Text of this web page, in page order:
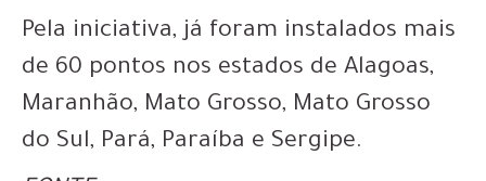
Pela iniciativa, já foram instalados mais
de 60 pontos nos estados de Alagoas,
Maranhão, Mato Grosso, Mato Grosso
do Sul, Pará, Paraíba e Sergipe.